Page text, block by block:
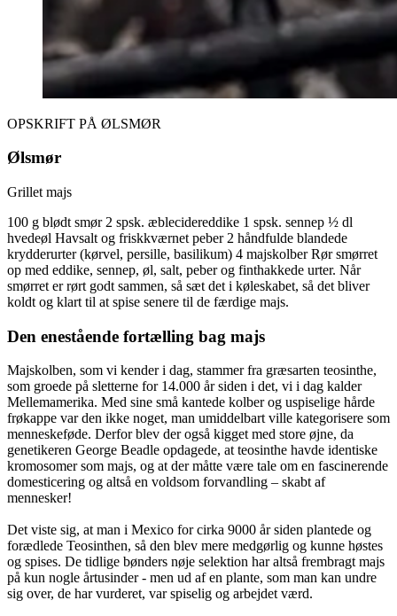
OPSKRIFT PÅ ØLSMØR
Ølsmør
Grillet majs
100 g blødt smør 2 spsk. æblecidereddike 1 spsk. sennep ½ dl
hvedeøl Havsalt og friskkværnet peber 2 håndfulde blandede
krydderurter (kørvel, persille, basilikum) 4 majskolber Rør smørret
op med eddike, sennep, øl, salt, peber og finthakkede urter. Når
smørret er rørt godt sammen, så sæt det i køleskabet, så det bliver
koldt og klart til at spise senere til de færdige majs.
Den enestående fortælling bag majs
Majskolben, som vi kender i dag, stammer fra græsarten teosinthe,
som groede på sletterne for 14.000 år siden i det, vi i dag kalder
Mellemamerika. Med sine små kantede kolber og uspiselige hårde
frøkappe var den ikke noget, man umiddelbart ville kategorisere som
menneskeføde. Derfor blev der også kigget med store øjne, da
genetikeren George Beadle opdagede, at teosinthe havde identiske
kromosomer som majs, og at der måtte være tale om en fascinerende
domesticering og altså en voldsom forvandling – skabt af
mennesker!
Det viste sig, at man i Mexico for cirka 9000 år siden plantede og
forædlede Teosinthen, så den blev mere medgørlig og kunne høstes
og spises. De tidlige bønders nøje selektion har altså frembragt majs
på kun nogle årtusinder - men ud af en plante, som man kan undre
sig over, de har vurderet, var spiselig og arbejdet værd.